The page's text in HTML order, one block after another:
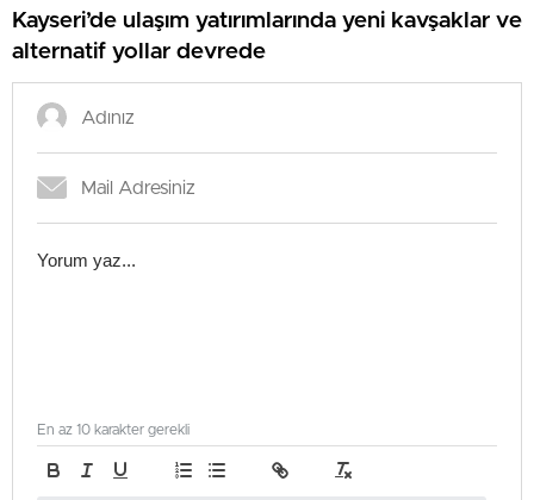
Kayseri’de ulaşım yatırımlarında yeni kavşaklar ve
alternatif yollar devrede
En az 10 karakter gerekli